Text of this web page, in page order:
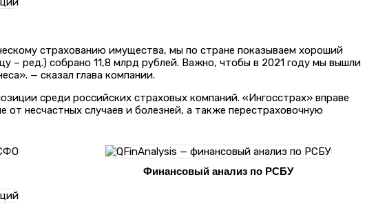
страхованию имущества, мы по стране показываем хороший
ред.) собрано 11,8 млрд рублей. Важно, чтобы в 2021 году мы вышли
— сказал глава компании.
среди российских страховых компаний. «Ингосстрах» вправе
несчастных случаев и болезней, а также перестраховочную
Финансовый анализ по РСБУ